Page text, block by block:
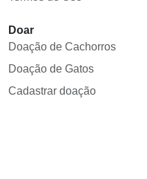
Doar
Doação de Cachorros
Doação de Gatos
Cadastrar doação